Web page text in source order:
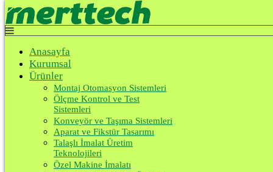
Top
Ürünler
Referanslar
Videolarımız
Galeri
İletişim
Anasayfa
Kurumsal
Ürünler
Montaj Otomasyon Sistemleri
Ölçme Kontrol ve Test
Sistemleri
Konveyör ve Taşıma Sistemleri
Aparat ve Fikstür Tasarımı
Talaşlı İmalat Üretim
Teknolojileri
Özel Makine İmalatı
Parça Sabitleme ve Pozisyonlama
Anasayfa